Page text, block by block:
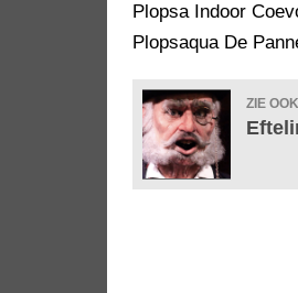
Plopsa Indoor
Plopsaqua De
ZIE OOK